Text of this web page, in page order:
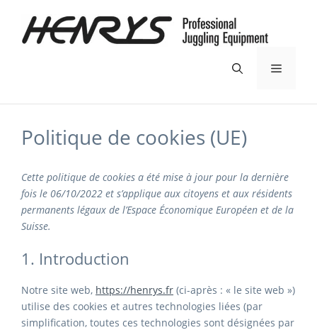
contenu
Menu
Politique de cookies (UE)
Cette politique de cookies a été mise à jour pour la dernière
fois le 06/10/2022 et s’applique aux citoyens et aux résidents
permanents légaux de l’Espace Économique Européen et de la
Suisse.
1. Introduction
Notre site web, https://henrys.fr (ci-après : « le site web »)
utilise des cookies et autres technologies liées (par
simplification, toutes ces technologies sont désignées par